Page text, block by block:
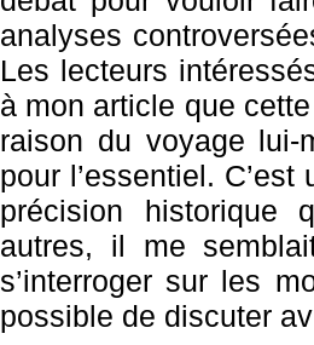
analyses
Les lecteurs
à mon article que
raison du voyage
pour l’essentiel.
précision historique
autres, il me
s’interroger sur les
possible de discuter